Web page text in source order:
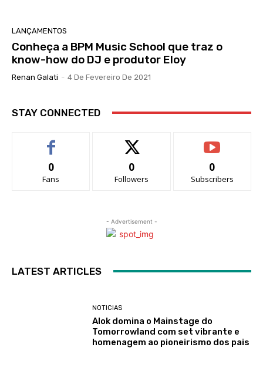
LANÇAMENTOS
Conheça a BPM Music School que traz o
know-how do DJ e produtor Eloy
Renan Galati - 4 De Fevereiro De 2021
STAY CONNECTED
0
Fans
0
Followers
0
Subscribers
- Advertisement -
LATEST ARTICLES
NOTICIAS
Alok domina o Mainstage do
Tomorrowland com set vibrante e
homenagem ao pioneirismo dos pais